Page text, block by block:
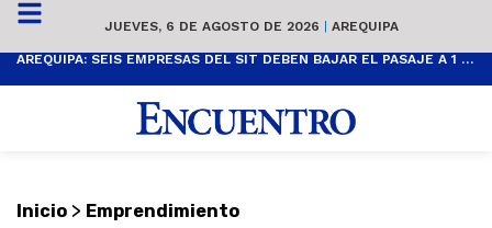
JUEVES, 6 DE AGOSTO DE 2026 | AREQUIPA
AREQUIPA: SEIS EMPRESAS DEL SIT DEBEN BAJAR EL PASAJE A 1 SOL
Inicio > Emprendimiento